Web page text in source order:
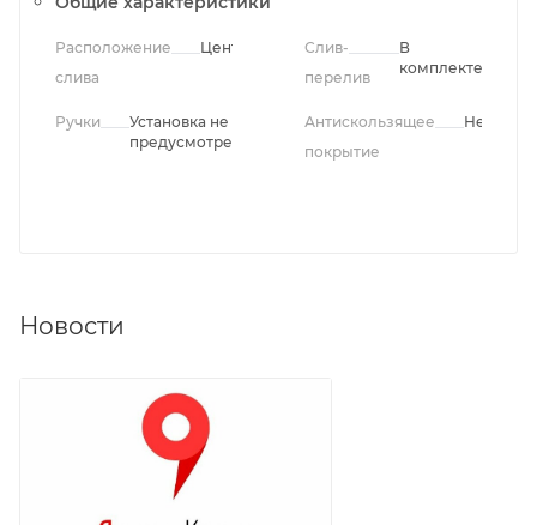
Расположение
слива
Центральное
Ручки
Установка не
предусмотрена
Слив-
перелив
В
комплекте
Антискользящее
покрытие
Нет
Новости